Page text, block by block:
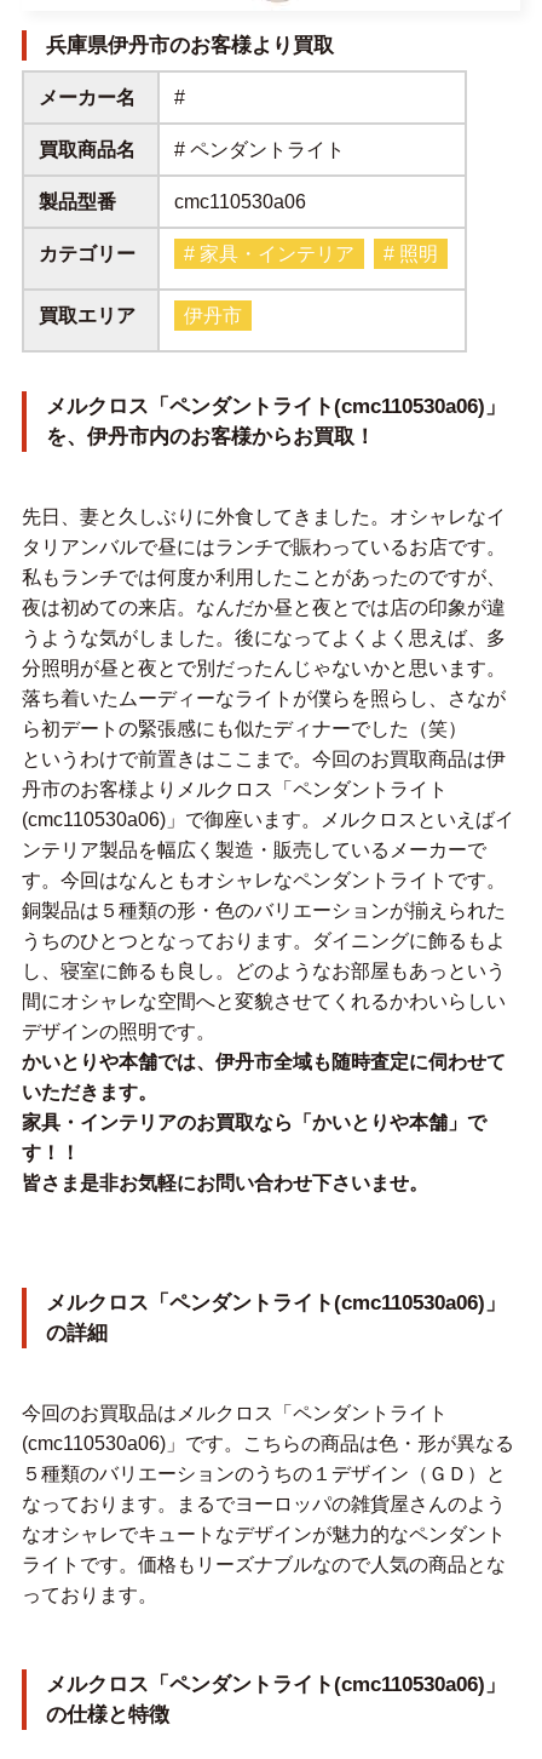
兵庫県伊丹市のお客様より買取
メーカー名 #
買取商品名 # ペンダントライト
製品型番 cmc110530a06
カテゴリー # 家具・インテリア # 照明
買取エリア 伊丹市
メルクロス「ペンダントライト(cmc110530a06)」
を、伊丹市内のお客様からお買取！
先日、妻と久しぶりに外食してきました。オシャレなイ
タリアンバルで昼にはランチで賑わっているお店です。
私もランチでは何度か利用したことがあったのですが、
夜は初めての来店。なんだか昼と夜とでは店の印象が違
うような気がしました。後になってよくよく思えば、多
分照明が昼と夜とで別だったんじゃないかと思います。
落ち着いたムーディーなライトが僕らを照らし、さなが
ら初デートの緊張感にも似たディナーでした（笑）
というわけで前置きはここまで。今回のお買取商品は伊
丹市のお客様よりメルクロス「ペンダントライト
(cmc110530a06)」で御座います。メルクロスといえばイ
ンテリア製品を幅広く製造・販売しているメーカーで
す。今回はなんともオシャレなペンダントライトです。
銅製品は５種類の形・色のバリエーションが揃えられた
うちのひとつとなっております。ダイニングに飾るもよ
し、寝室に飾るも良し。どのようなお部屋もあっという
間にオシャレな空間へと変貌させてくれるかわいらしい
デザインの照明です。
かいとりや本舗では、伊丹市全域も随時査定に伺わせて
いただきます。
家具・インテリアのお買取なら「かいとりや本舗」で
す！！
皆さま是非お気軽にお問い合わせ下さいませ。
メルクロス「ペンダントライト(cmc110530a06)」
の詳細
今回のお買取品はメルクロス「ペンダントライト
(cmc110530a06)」です。こちらの商品は色・形が異なる
５種類のバリエーションのうちの１デザイン（ＧＤ）と
なっております。まるでヨーロッパの雑貨屋さんのよう
なオシャレでキュートなデザインが魅力的なペンダント
ライトです。価格もリーズナブルなので人気の商品とな
っております。
メルクロス「ペンダントライト(cmc110530a06)」
の仕様と特徴